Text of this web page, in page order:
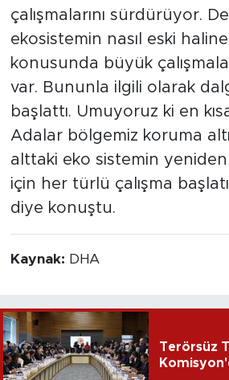
çalışmalarını sürdürüyor.
ekosistemin nasıl eski
konusunda büyük
var. Bununla ilgili olarak
başlattı. Umuyoruz ki en
Adalar bölgemiz koruma
alttaki eko sistemin yeniden
için her türlü çalışma
diye konuştu.
Kaynak: DHA
Terörsüz